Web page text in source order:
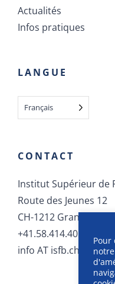
Se rendre à l’Institut
Actualités
Institut Supérieur de
Route des Jeunes 12
CH-1212 Grand-Lancy
+41.58.414.40.40
Pour